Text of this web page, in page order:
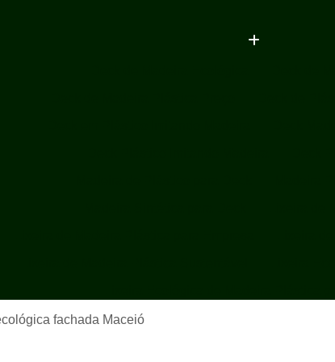
Lixeira Ecológica de Madeira Plástica
fachada Maceió